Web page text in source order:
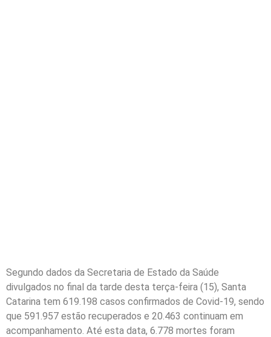
Segundo dados da Secretaria de Estado da Saúde
divulgados no final da tarde desta terça-feira (15), Santa
Catarina tem 619.198 casos confirmados de Covid-19, sendo
que 591.957 estão recuperados e 20.463 continuam em
acompanhamento. Até esta data, 6.778 mortes foram